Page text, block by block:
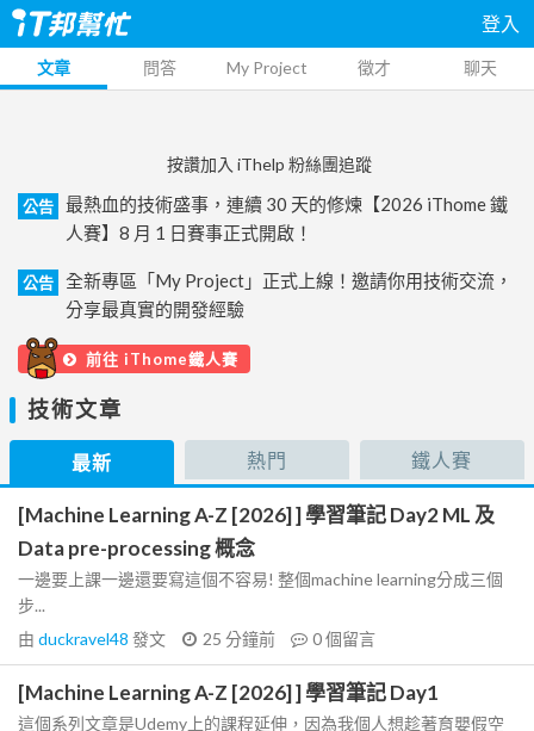
登入
文章 問答 My Project 徵才 聊天
按讚加入 iThelp 粉絲團追蹤
公告
最熱血的技術盛事，連續 30 天的修煉【2026 iThome 鐵
人賽】8 月 1 日賽事正式開啟！
公告
全新專區「My Project」正式上線！邀請你用技術交流，
分享最真實的開發經驗
前往 iThome鐵人賽
技術文章
最新 熱門 鐵人賽
[Machine Learning A-Z [2026] ] 學習筆記 Day2 ML 及
Data pre-processing 概念
一邊要上課一邊還要寫這個不容易! 整個machine learning分成三個
步...
由 duckravel48 發文 25 分鐘前 0個留言
[Machine Learning A-Z [2026] ] 學習筆記 Day1
這個系列文章是Udemy上的課程延伸，因為我個人想趁著育嬰假空